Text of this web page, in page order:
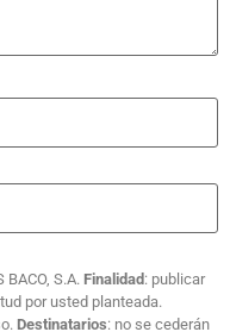
BACO, S.A. Finalidad : publicar
por usted planteada.
Destinatarios: no se cederán